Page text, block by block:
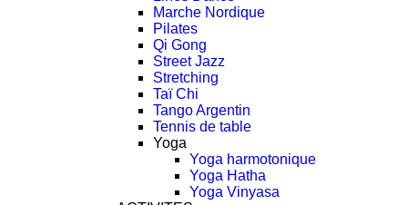
Marche Nordique
Pilates
Qi Gong
Street Jazz
Stretching
Taï Chi
Tango Argentin
Tennis de table
Yoga
Yoga harmotonique
Yoga Hatha
Yoga Vinyasa